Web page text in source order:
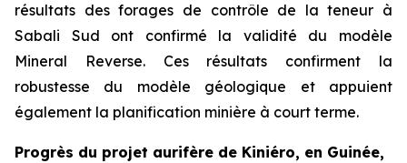
résultats des forages de contrôle de la teneur à
Sabali Sud ont confirmé la validité du modèle
Mineral Reverse. Ces résultats confirment la
robustesse du modèle géologique et appuient
également la planification minière à court terme.
Progrès du projet aurifère de Kiniéro, en Guinée,